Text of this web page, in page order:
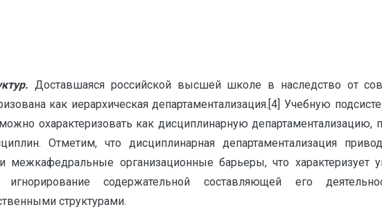
Доставшаяся российской высшей школе в наследство от
как иерархическая департаментализация.[4] Учебную
охарактеризовать как дисциплинарную департаментализацию,
Отметим, что дисциплинарная департаментализация
межкафедральные организационные барьеры, что характеризует
содержательной составляющей его
структурами.